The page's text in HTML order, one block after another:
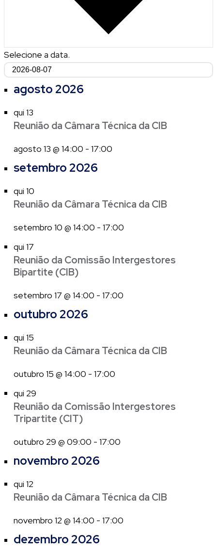
Selecione a data.
agosto 2026
qui 13
Reunião da Câmara Técnica da CIB
agosto 13 @ 14:00 - 17:00
setembro 2026
qui 10
Reunião da Câmara Técnica da CIB
setembro 10 @ 14:00 - 17:00
qui 17
Reunião da Comissão Intergestores
Bipartite (CIB)
setembro 17 @ 14:00 - 17:00
outubro 2026
qui 15
Reunião da Câmara Técnica da CIB
outubro 15 @ 14:00 - 17:00
qui 29
Reunião da Comissão Intergestores
Tripartite (CIT)
outubro 29 @ 09:00 - 17:00
novembro 2026
qui 12
Reunião da Câmara Técnica da CIB
novembro 12 @ 14:00 - 17:00
dezembro 2026